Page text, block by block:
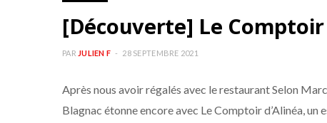
[Découverte] Le
PAR JULIEN F 28 SEPTEMBRE 2021
Après nous avoir régalés avec le restaurant Selon
Blagnac étonne encore avec Le Comptoir d’Alinéa,